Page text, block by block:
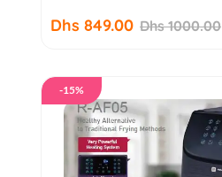
Dhs 849.00 Dhs 1000.00
-15%